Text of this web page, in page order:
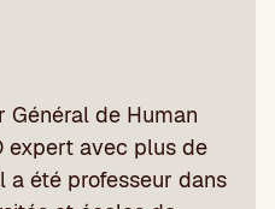
Général de Human
expert avec plus de
a été professeur dans